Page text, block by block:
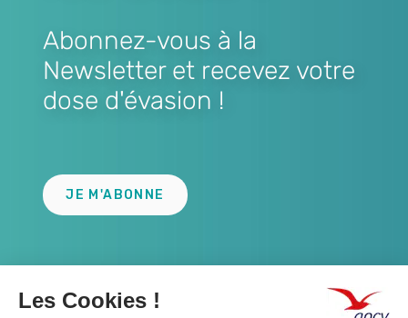
Abonnez-vous à la
Newsletter et recevez votre
dose d'évasion !
JE M'ABONNE